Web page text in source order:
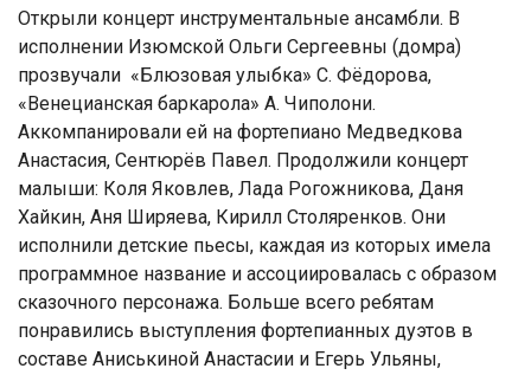
Открыли концерт инструментальные ансамбли. В
исполнении Изюмской Ольги Сергеевны (домра)
прозвучали «Блюзовая улыбка» С. Фёдорова,
«Венецианская баркарола» А. Чиполони.
Аккомпанировали ей на фортепиано Медведкова
Анастасия, Сентюрёв Павел. Продолжили концерт
малыши: Коля Яковлев, Лада Рогожникова, Даня
Хайкин, Аня Ширяева, Кирилл Столяренков. Они
исполнили детские пьесы, каждая из которых имела
программное название и ассоциировалась с образом
сказочного персонажа. Больше всего ребятам
понравились выступления фортепианных дуэтов в
составе Аниськиной Анастасии и Егерь Ульяны,